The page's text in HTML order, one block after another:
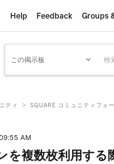
Help Feedback Groups
ティ > SQUARE コミュニティフォ
AM
を複数枚利用する